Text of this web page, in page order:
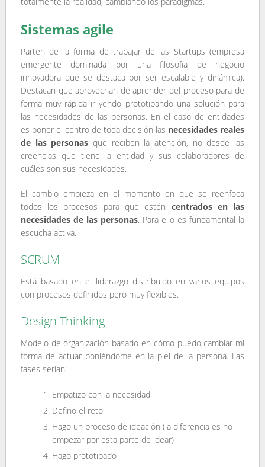
Sistemas agile
Parten de la forma de trabajar de las Startups (empresa
emergente dominada por una filosofía de negocio
innovadora que se destaca por ser escalable y dinámica).
Destacan que aprovechan de aprender del proceso para de
forma muy rápida ir yendo prototipando una solución para
las necesidades de las personas. En el caso de entidades
es poner el centro de toda decisión las necesidades reales
de las personas que reciben la atención, no desde las
creencias que tiene la entidad y sus colaboradores de
cuáles son sus necesidades.
El cambio empieza en el momento en que se reenfoca
todos los procesos para que estén centrados en las
necesidades de las personas. Para ello es fundamental la
escucha activa.
SCRUM
Está basado en el liderazgo distribuido en varios equipos
con procesos definidos pero muy flexibles.
Design Thinking
Modelo de organización basado en cómo puedo cambiar mi
forma de actuar poniéndome en la piel de la persona. Las
fases serían:
Empatizo con la necesidad
Defino el reto
Hago un proceso de ideación (la diferencia es no
empezar por esta parte de idear)
Hago prototipado